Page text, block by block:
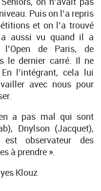
Puis on l’a repris
et on l’a trouvé
aussi vu quand il a
de Paris, de
le dernier carré. Il ne
l’intégrant, cela lui
avec nous pour
a pas mal qui sont
Dnylson (Jacquet),
observateur des
à prendre ».
Klouz